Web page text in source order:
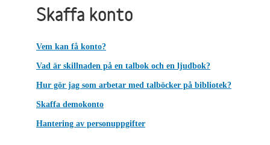
Skaffa konto
Vem kan få konto?
Vad är skillnaden på en talbok och en ljudbok?
Hur gör jag som arbetar med talböcker på bibliotek?
Skaffa demokonto
Hantering av personuppgifter